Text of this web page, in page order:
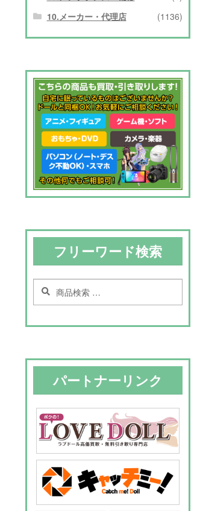
10.メーカー・代理店
(1136)
フリーワード検索
象:
パートナーリンク